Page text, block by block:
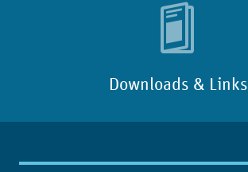
Downloads & Links